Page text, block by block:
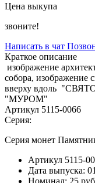
Цена выкупа
звоните!
Написать в чат
Краткое описание
изображение
собора,
вверху вдоль
"МУРОМ"
Артикул 5115-0066
Серия:
Серия монет
Артикул 5115-
Дата выпуска:
Номинал: 25